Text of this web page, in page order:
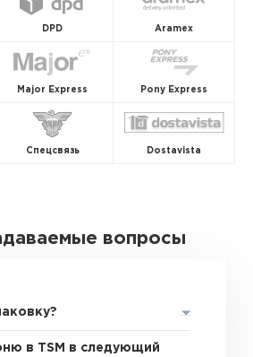
DPD Aramex
Major Express Pony Express
Спецсвязь Dostavista
вопросы
в TSM в следующий